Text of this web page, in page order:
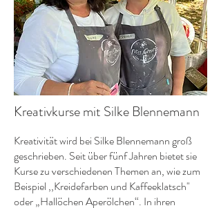
Kreativkurse mit Silke Blennemann
Kreativität wird bei Silke Blennemann groß
geschrieben. Seit über fünf Jahren bietet sie
Kurse zu verschiedenen Themen an, wie zum
Beispiel ,,Kreidefarben und Kaffeeklatsch"
oder „Hallöchen Aperölchen“. In ihren